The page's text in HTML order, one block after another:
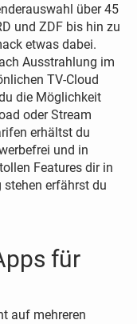
über 45
und ZDF bis hin zu
etwas dabei.
Ausstrahlung im
TV-Cloud
die Möglichkeit
oder Stream
erhältst du
und in
Features dir in
erfährst du
für
auf mehreren